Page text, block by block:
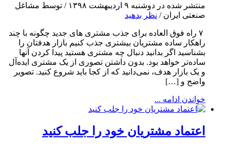
منتشر شده در دوشنبه ۹ اردیبهشت ۱۳۹۸ / توسط مشاغل
صنعتی ایران / نظر بدهید
۷ راه فوق العاده برای جذب مشتری های جدید چگونه با چند
راهکار ساده مشتریان بیشتری جذب کنیم بازار هدفتان را
بشناسید اگر بدانید دنبال چه مشتری هستید پیدا کردن آنها
ساده‌تر خواهد بود. بدون داشتن تصوری از یک مشتری ایده‌آل
و یک بازار هدف، نمی‌دانید که از کجا باید شروع کنید. تصویر
واضح و […]
خواندن ادامه ...
اعتماد مشتریان خود را جلب کنید